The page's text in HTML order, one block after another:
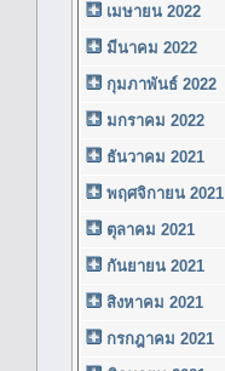
เมษายน 2022
มีนาคม 2022
กุมภาพันธ์ 2022
มกราคม 2022
ธันวาคม 2021
พฤศจิกายน 2021
ตุลาคม 2021
กันยายน 2021
สิงหาคม 2021
กรกฎาคม 2021